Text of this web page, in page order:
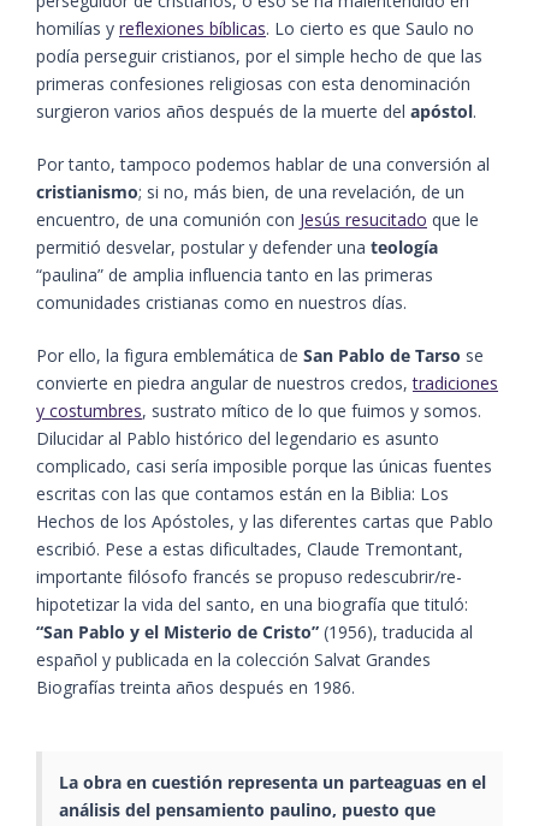
homilías y reflexiones bíblicas. Lo cierto es que Saulo no
podía perseguir cristianos, por el simple hecho de que las
primeras confesiones religiosas con esta denominación
surgieron varios años después de la muerte del apóstol.
Por tanto, tampoco podemos hablar de una conversión al
cristianismo; si no, más bien, de una revelación, de un
encuentro, de una comunión con Jesús resucitado que le
permitió desvelar, postular y defender una teología
“paulina” de amplia influencia tanto en las primeras
comunidades cristianas como en nuestros días.
Por ello, la figura emblemática de San Pablo de Tarso se
convierte en piedra angular de nuestros credos,tradiciones
y costumbres, sustrato mítico de lo que fuimos y somos.
Dilucidar al Pablo histórico del legendario es asunto
complicado, casi sería imposible porque las únicas fuentes
escritas con las que contamos están en la Biblia: Los
Hechos de los Apóstoles, y las diferentes cartas que Pablo
escribió. Pese a estas dificultades, Claude Tremontant,
importante filósofo francés se propuso redescubrir/re-
hipotetizar la vida del santo, en una biografía que tituló:
“San Pablo y el Misterio de Cristo” (1956), traducida al
español y publicada en la colección Salvat Grandes
Biografías treinta años después en 1986.
La obra en cuestión representa un parteaguas en el
análisis del pensamiento paulino, puesto que